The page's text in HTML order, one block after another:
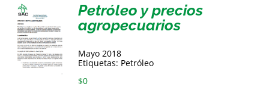
Petróleo y precios
agropecuarios
Mayo 2018
Etiquetas: Petróleo
$0